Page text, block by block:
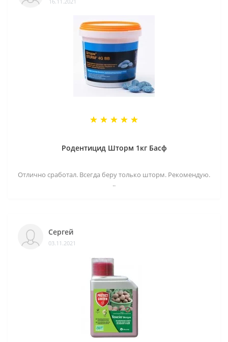
Родентицид Шторм 1кг Басф
Отлично сработал. Всегда беру только шторм. Рекомендую.
..
Сергей
03.11.2021